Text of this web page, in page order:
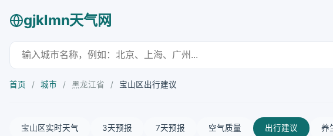
gjklmn天气网
首页 / 城市 / 黑龙江省 / 宝山区出行建议
宝山区实时天气 3天预报 7天预报 空气质量 出行建议 养